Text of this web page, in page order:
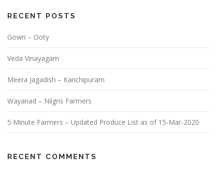
RECENT POSTS
Gowri – Ooty
Veda Vinayagam
Meera Jagadish – Kanchipuram
Wayanad – Nilgris Farmers
5 Minute Farmers – Updated Produce List as of 15-Mar-2020
RECENT COMMENTS